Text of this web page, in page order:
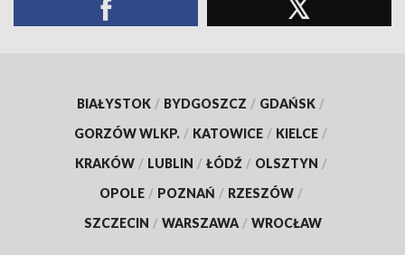
BIAŁYSTOK / BYDGOSZCZ / GDAŃSK /
GORZÓW WLKP. / KATOWICE / KIELCE /
KRAKÓW / LUBLIN / ŁÓDŹ / OLSZTYN /
OPOLE / POZNAŃ / RZESZÓW /
SZCZECIN / WARSZAWA / WROCŁAW